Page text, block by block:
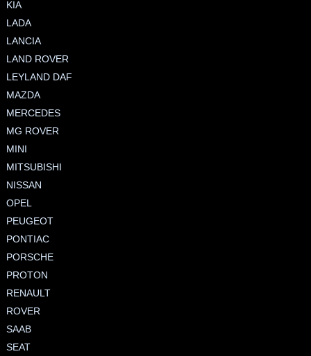
KIA
LADA
LANCIA
LAND ROVER
LEYLAND DAF
MAZDA
MERCEDES
MG ROVER
MINI
MITSUBISHI
NISSAN
OPEL
PEUGEOT
PONTIAC
PORSCHE
PROTON
RENAULT
ROVER
SAAB
SEAT